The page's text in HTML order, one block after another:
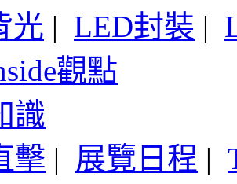
光 | LED封裝 |
觀點
識
擊 | 展覽日程 |